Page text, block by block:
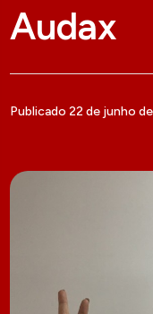
Audax
Publicado 22 de junho